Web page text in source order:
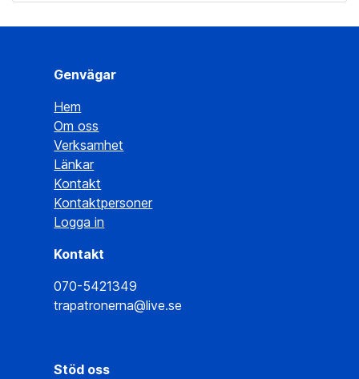
Genvägar
Hem
Om oss
Verksamhet
Länkar
Kontakt
Kontaktpersoner
Logga in
Kontakt
070-5421349
trapatronerna@live.se
Stöd oss